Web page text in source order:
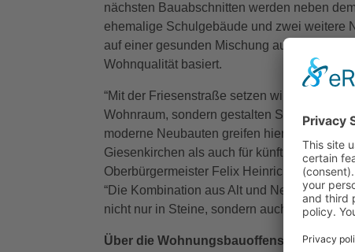
nächsten Bauabschnitten werden neben
ehemalige Schulgebäude und zwei weitere
auf einer gesunden Mischung aus
Wohnqualität basiert.
“Mit der Friesenstraße setzen wir ein klares
Wohnraum, sondern gestalten
moderne Neubauten greifen hier ineinander.
Giesenkirchen als auch für künftige
Oberbürgermeister Felix Heinrichs Ein
“Die Kombination aus Alt und Neu macht
nicht nur in Steine, sondern auch in ein
Über die Wohnungsbauoffensive der